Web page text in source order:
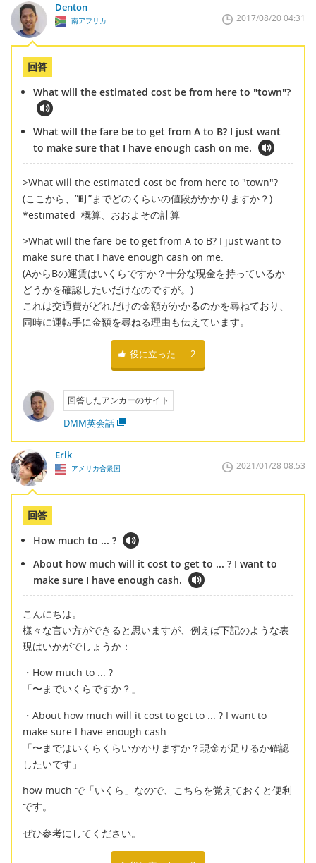
Denton
南アフリカ 2017/08/20 04:31
回答
What will the estimated cost be from here to "town"?
What will the fare be to get from A to B? I just want
to make sure that I have enough cash on me.
>What will the estimated cost be from here to "town"?
(ここから、”町”までどのくらいの値段がかかりますか？)
*estimated=概算、おおよその計算
>What will the fare be to get from A to B? I just want to
make sure that I have enough cash on me.
(AからBの運賃はいくらですか？十分な現金を持っているか
どうかを確認したいだけなのですが。)
これは交通費がどれだけの金額がかかるのかを尋ねており、
同時に運転手に金額を尋ねる理由も伝えています。
役に立った 2
回答したアンカーのサイト
DMM英会話
Erik
アメリカ合衆国 2021/01/28 08:53
回答
How much to ... ?
About how much will it cost to get to ... ? I want to
make sure I have enough cash.
こんにちは。
様々な言い方ができると思いますが、例えば下記のような表
現はいかがでしょうか：
・How much to ... ?
「〜までいくらですか？」
・About how much will it cost to get to ... ? I want to
make sure I have enough cash.
「〜まではいくらくらいかかりますか？現金が足りるか確認
したいです」
how much で「いくら」なので、こちらを覚えておくと便利
です。
ぜひ参考にしてください。